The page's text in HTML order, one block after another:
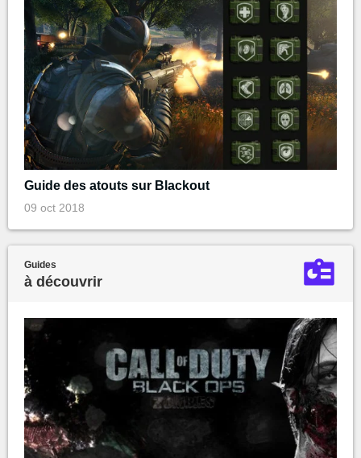
Guide des atouts sur Blackout
09 oct 2018
Guides
à découvrir